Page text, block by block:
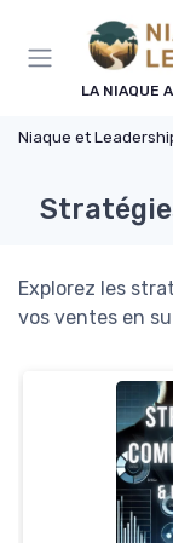
LA NIAQUE
Niaque et
Explorez les
vos ventes en